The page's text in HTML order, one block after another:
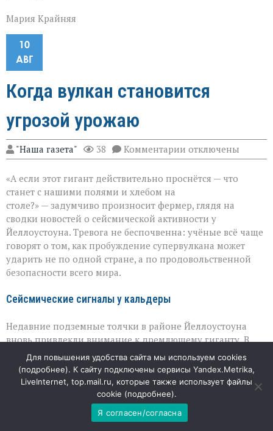
Мария Крайняя
10
АВГ
Когда вулкан становится
угрозой урожаю
"Наша газета" 38 Комментарии к
записи
вулкан
урожаю
отключены
«А если этот гигант действительно проснётся — что
станет с нашими полями и хлебом на
столе?» — задумчиво произносит фермер, глядя на
сводки новостей о сейсмической активности у
Йеллоустоуна. Тревога не беспочвенна: учёные всё чаще
говорят о том, как пробуждение супервулкана может
ударить не по одной стране, а по продовольственной
безопасности всего мира.
Сейсмические сигналы у кальдеры
Недавние подземные толчки в районе Йеллоустоуна
вновь привлекли внимание к дремлющему гиганту. В
июле там зафиксировали землетрясение магнитудой
3,3 — самое мощное в этом году. Ему предшествовала
серия из одиннадцати более слабых колебаний. Для
специалистов такие подвижки — не просто рядовая
активность, а повод внимательнее следить за состоянием
магматической системы: они могут быть признаком того,
Для повышения удобства сайта мы используем cookies
(подробнее). К сайту подключены сервисы Yandex.Metrika,
LiveInternet, top.mail.ru, которые также использует файлы
cookie (подробнее).
Я согласен/согласна